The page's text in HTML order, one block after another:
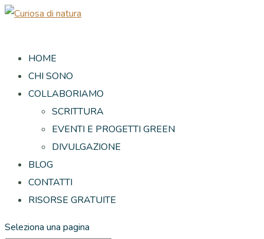
HOME
CHI SONO
COLLABORIAMO
SCRITTURA
EVENTI E PROGETTI GREEN
DIVULGAZIONE
BLOG
CONTATTI
RISORSE GRATUITE
Seleziona una pagina